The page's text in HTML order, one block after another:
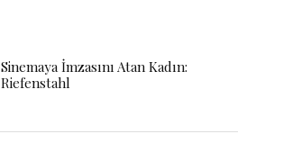
Sinemaya İmzasını Atan Kadın:
Riefenstahl